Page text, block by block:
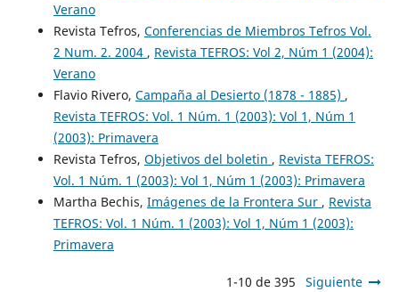
Verano
Revista Tefros, Conferencias de Miembros Tefros Vol.
2 Num. 2. 2004 , Revista TEFROS: Vol 2, Núm 1 (2004):
Verano
Flavio Rivero, Campaña al Desierto (1878 - 1885) ,
Revista TEFROS: Vol. 1 Núm. 1 (2003): Vol 1, Núm 1
(2003): Primavera
Revista Tefros, Objetivos del boletin , Revista TEFROS:
Vol. 1 Núm. 1 (2003): Vol 1, Núm 1 (2003): Primavera
Martha Bechis, Imágenes de la Frontera Sur , Revista
TEFROS: Vol. 1 Núm. 1 (2003): Vol 1, Núm 1 (2003):
Primavera
1-10 de 395 Siguiente